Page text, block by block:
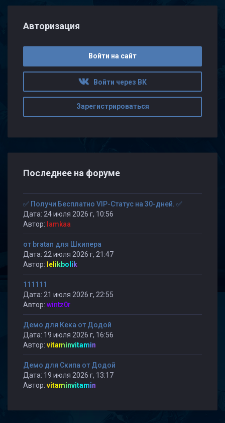
Авторизация
Войти на сайт
Войти через ВК
Зарегистрироваться
Последнее на форуме
✅ Получи Бесплатно VIP-Статус на 30-дней. ✅
Дата: 24 июля 2026 г, 10:56
Автор: lamkaa
от bratan для Шкипера
Дата: 22 июля 2026 г, 21:47
Автор: lelikbolik
111111
Дата: 21 июля 2026 г, 22:55
Автор: wintz0r
Демо для Кека от Додой
Дата: 19 июля 2026 г, 16:56
Автор: vitaminvitamin
Демо для Скипа от Додой
Дата: 19 июля 2026 г, 13:17
Автор: vitaminvitamin